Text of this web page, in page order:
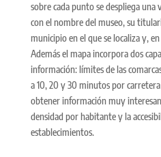
sobre cada punto se despliega
con el nombre del museo, su
municipio en el que se localiza y,
Además el mapa incorpora dos
información: límites de las
a 10, 20 y 30 minutos por
obtener información muy
densidad por habitante y la
establecimientos.